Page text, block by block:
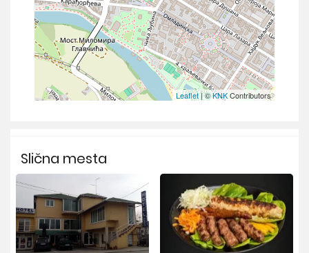
Leaflet| ©KNKContributors
Slična mesta